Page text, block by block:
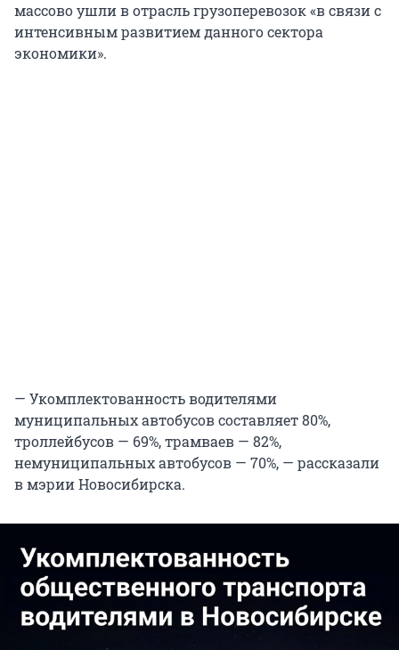
массово ушли в отрасль грузоперевозок «в связи с
интенсивным развитием данного сектора
экономики».
— Укомплектованность водителями
муниципальных автобусов составляет 80%,
троллейбусов — 69%, трамваев — 82%,
немуниципальных автобусов — 70%, — рассказали
в мэрии Новосибирска.